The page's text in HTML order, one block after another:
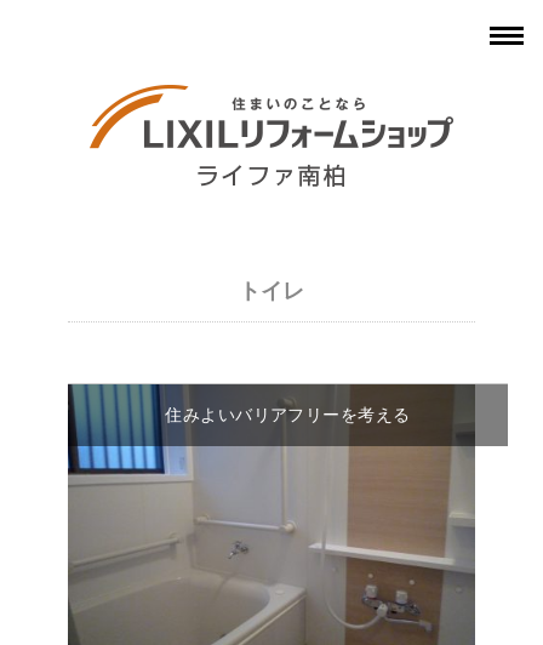
トイレ
住みよいバリアフリーを考える